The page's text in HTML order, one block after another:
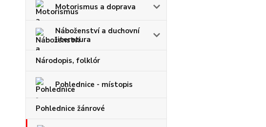
Motorismus a doprava
Náboženství a duchovní
literatura
Národopis, folklór
Pohlednice - místopis
Pohlednice žánrové